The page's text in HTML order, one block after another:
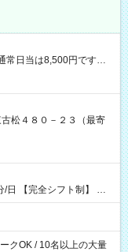
されれば10,000円の日当
資格者の場合10,000円
17,250円 (4)上記勤務
円＝17,450円 -----------
円* （実働時間5
よ
すると ”さらに”加算さ
松４８０－２３（最寄
日 【完全シフト制】 例
（早上がりでも
ら日当1.25倍！！）
クOK / 10名以上の大量